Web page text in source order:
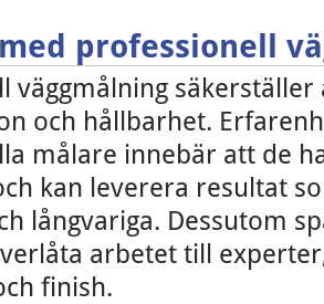
professionell
väggmålning
och hållbarhet.
målare innebär att de
kan leverera resultat
långvariga. Dessutom
arbetet till
finish.